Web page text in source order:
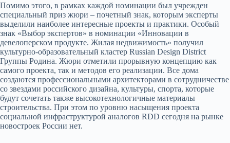
Помимо этого, в рамках каждой номинации был учрежден
специальный приз жюри – почетный знак, которым эксперты
выделили наиболее интересные проекты и практики. Особый
знак «Выбор экспертов» в номинации «Инновации в
девелоперском продукте. Жилая недвижимость» получил
культурно-образовательный кластер Russian Design District
Группы Родина. Жюри отметили прорывную концепцию как
самого проекта, так и методов его реализации. Все дома
создаются профессиональными архитекторами в сотрудничестве
со звездами российского дизайна, культуры, спорта, которые
будут сочетать также высокотехнологичные материалы
строительства. При этом по уровню насыщения проекта
социальной инфраструктурой аналогов RDD сегодня на рынке
новостроек России нет.